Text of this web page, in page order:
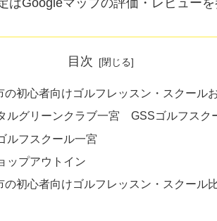
目次
の初心者向けゴルフレッスン・スクール
ルグリーンクラブ一宮 GSSゴルフスク
ルフスクール一宮
ップアウトイン
の初心者向けゴルフレッスン・スクール